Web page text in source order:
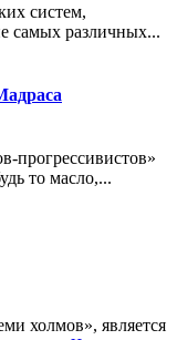
систем,
самых различных...
прогрессивистов»
то масло,...
холмов», является